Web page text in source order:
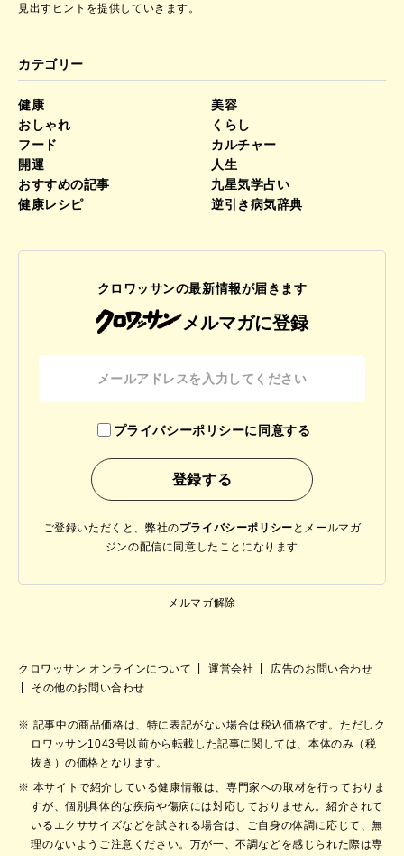
見出すヒントを提供していきます。
カテゴリー
健康
美容
おしゃれ
くらし
フード
カルチャー
開運
人生
おすすめの記事
九星気学占い
健康レシピ
逆引き病気辞典
クロワッサンの最新情報が届きます
メルマガに登録
プライバシーポリシーに同意する
ご登録いただくと、弊社のプライバシーポリシー と メールマガ
ジンの配信に同意したことになります
メルマガ解除
クロワッサン オンラインについて 運営会社
広告のお問い合わせ
その他のお問い合わせ
記事中の商品価格は、特に表記がない場合は税込価格です。ただしク
ロワッサン1043号以前から転載した記事に関しては、本体のみ（税
抜き）の価格となります。
本サイトで紹介している健康情報は、専門家への取材を行っておりま
すが、個別具体的な疾病や傷病には対応しておりません。紹介されて
いるエクササイズなどを試される場合は、ご自身の体調に応じて、無
理のないようご注意ください。万が一、不調などを感じられた際は専